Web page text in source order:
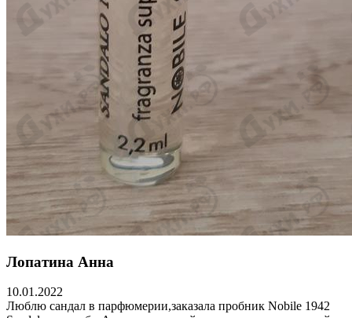
Лопатина Анна
10.01.2022
Люблю сандал в парфюмерии,заказала пробник Nobile 1942